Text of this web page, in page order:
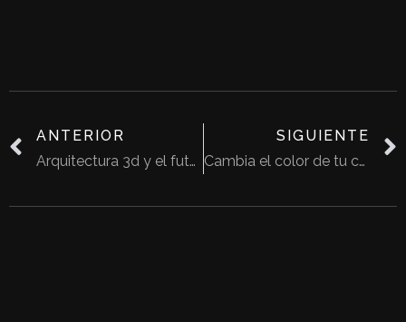
ANTERIOR
Arquitectura 3d y el futuro de la construcción
SIGUIENTE
Cambia el color de tu casa y dale un nuevo look